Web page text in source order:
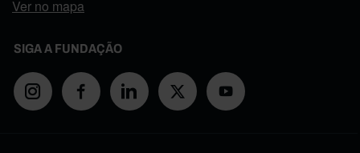
Ver no mapa
SIGA A FUNDAÇÃO